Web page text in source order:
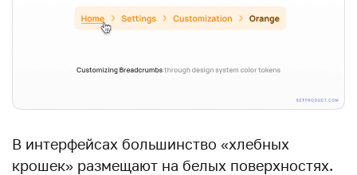
В интерфейсах большинство «хлебных
крошек» размещают на белых поверхностях.